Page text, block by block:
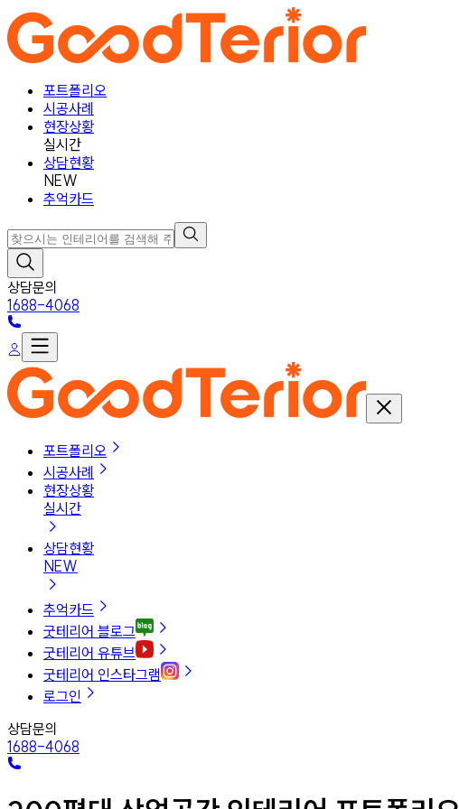
포트폴리오
시공사례
현장상황
실시간
상담현황
NEW
추억카드
상담문의
1688-4068
포트폴리오
시공사례
현장상황
실시간
상담현황
NEW
추억카드
굿테리어 블로그
굿테리어 유튜브
굿테리어 인스타그램
로그인
상담문의
1688-4068